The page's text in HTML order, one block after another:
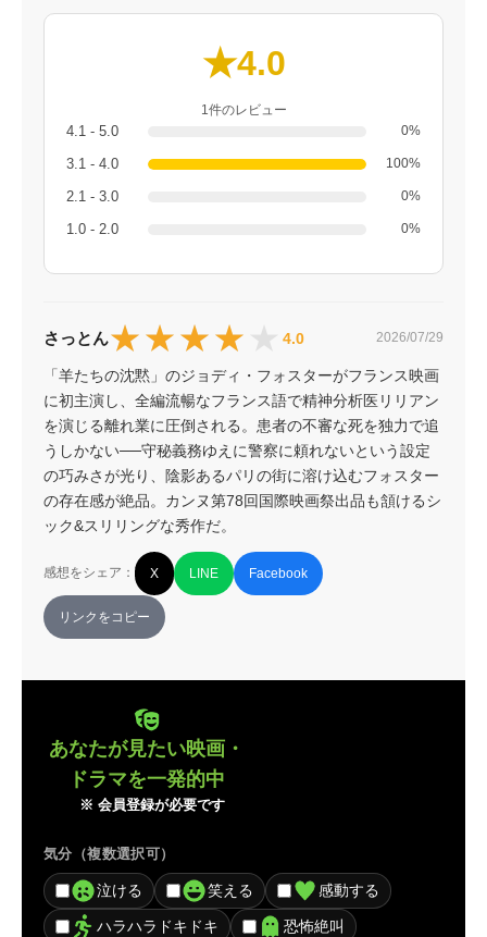
★4.0
1件のレビュー
4.1 - 5.0 0%
3.1 - 4.0 100%
2.1 - 3.0 0%
1.0 - 2.0 0%
さっとん★★★★★
★★★★★ 4.0 2026/07/29
「羊たちの沈黙」のジョディ・フォスターがフランス映画
に初主演し、全編流暢なフランス語で精神分析医リリアン
を演じる離れ業に圧倒される。患者の不審な死を独力で追
うしかない──守秘義務ゆえに警察に頼れないという設定
の巧みさが光り、陰影あるパリの街に溶け込むフォスター
の存在感が絶品。カンヌ第78回国際映画祭出品も頷けるシ
ック&スリリングな秀作だ。
感想をシェア： X LINE Facebook
リンクをコピー
あなたが見たい映画・
ドラマを一発的中
※ 会員登録が必要です
気分（複数選択可）
泣ける 笑える
感動する
ハラハラドキドキ
恐怖絶叫